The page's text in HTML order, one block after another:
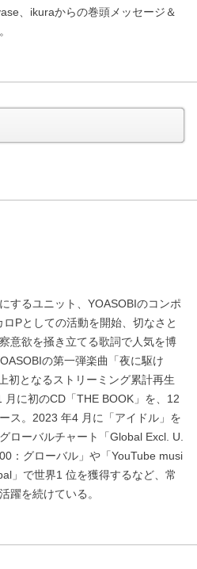
、ikuraからの巻頭メッセージ＆
するユニット、YOASOBIのコンポ
Pとしての活動を開始、切なさと
意欲を掻き立てる歌詞で人気を博
の第一弾楽曲「夜に駆け
初となるストリーミング累計再生
に初のCD「THE BOOK」を、12
ス。2023 年4 月に「アイドル」を
ローバルチャート「Global Excl. U.
：グローバル」や「YouTube musi
」で世界1 位を獲得するなど、常
躍を続けている。